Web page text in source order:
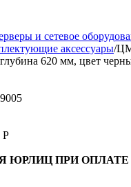
и сетевое
аксессуары/
620 мм, цвет
Р
ЮРЛИЦ ПРИ ОПЛАТЕ